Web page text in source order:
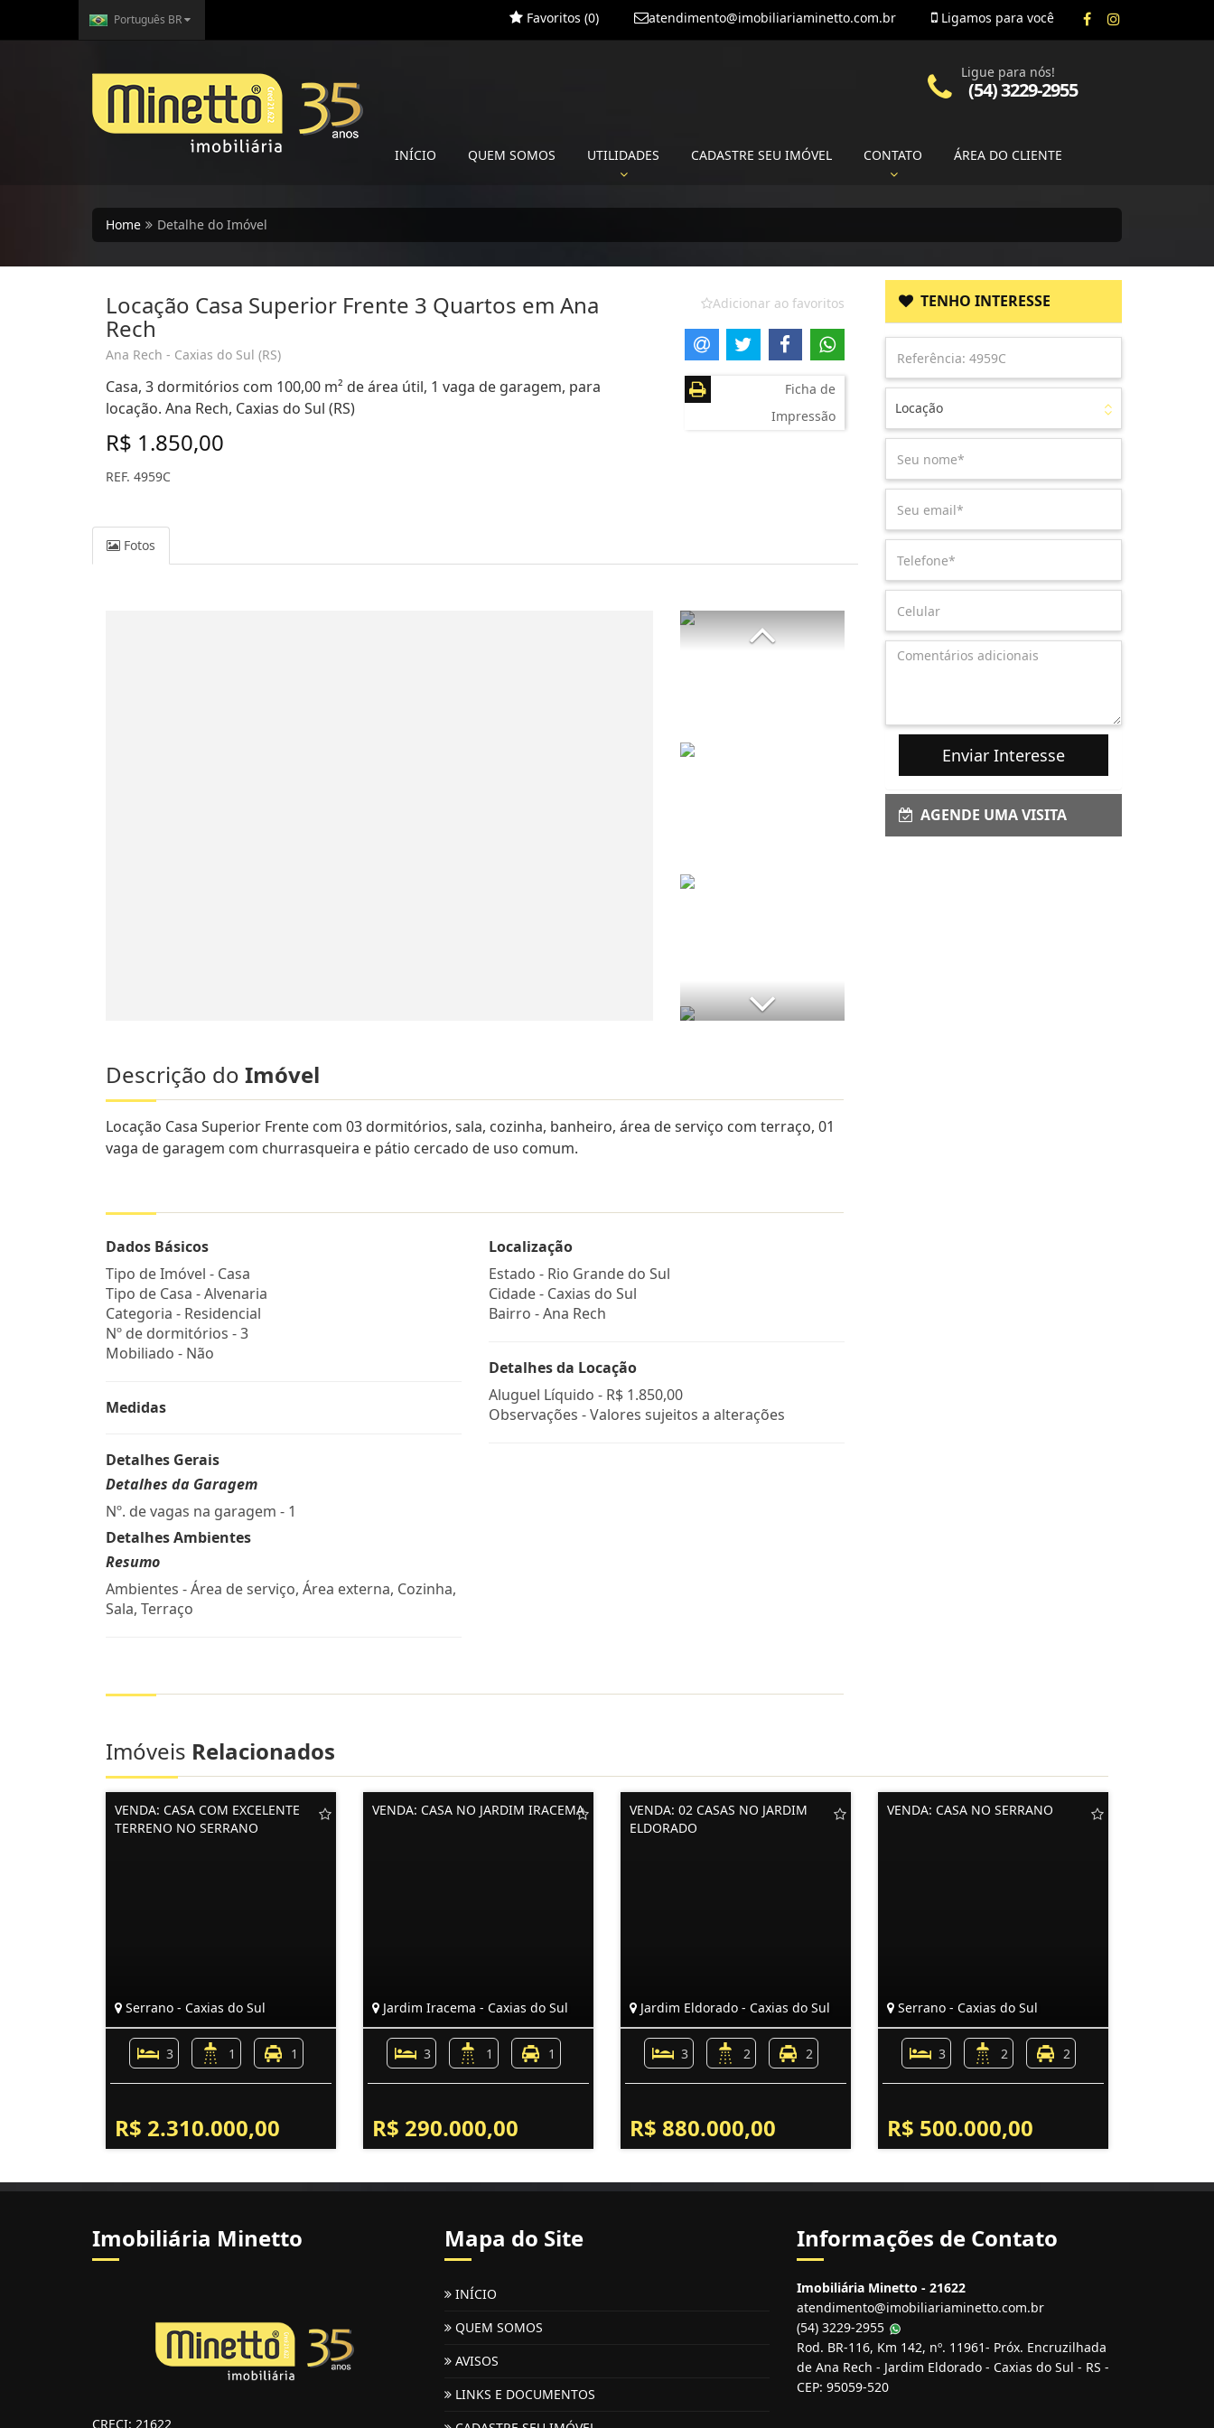
Português BR Ligamos para você
atendimento@imobiliariaminetto.com.br
Favoritos (0)
INÍCIO QUEM SOMOS UTILIDADES CADASTRE SEU IMÓVEL CONTATO ÁREA DO CLIENTE
Ligue para nós!
(54) 3229-2955
Home Detalhe do Imóvel
Locação Casa Superior Frente 3 Quartos em Ana
Rech
Ana Rech - Caxias do Sul (RS)
Casa, 3 dormitórios com 100,00 m² de área útil, 1 vaga de garagem, para
locação. Ana Rech, Caxias do Sul (RS)
R$ 1.850,00
REF. 4959C
Adicionar ao favoritos
Ficha de
Impressão
Fotos
Descrição do Imóvel
Locação Casa Superior Frente com 03 dormitórios, sala, cozinha, banheiro, área de serviço com terraço, 01
vaga de garagem com churrasqueira e pátio cercado de uso comum.
Dados Básicos
Tipo de Imóvel - Casa
Tipo de Casa - Alvenaria
Categoria - Residencial
Nº de dormitórios - 3
Mobiliado - Não
Medidas
Detalhes Gerais
Detalhes da Garagem
Nº. de vagas na garagem - 1
Detalhes Ambientes
Resumo
Ambientes - Área de serviço, Área externa, Cozinha,
Sala, Terraço
Localização
Estado - Rio Grande do Sul
Cidade - Caxias do Sul
Bairro -Ana Rech
Detalhes da Locação
Aluguel Líquido - R$ 1.850,00
Observações - Valores sujeitos a alterações
TENHO INTERESSE
Locação
Enviar Interesse
AGENDE UMA VISITA
Imóveis Relacionados
VENDA: CASA COM EXCELENTE
TERRENO NO SERRANO
Serrano - Caxias do Sul
3 1 1
R$ 2.310.000,00
VENDA: CASA NO JARDIM IRACEMA
Jardim Iracema - Caxias do Sul
3 1 1
R$ 290.000,00
VENDA: 02 CASAS NO JARDIM
ELDORADO
Jardim Eldorado - Caxias do Sul
3 2 2
R$ 880.000,00
VENDA: CASA NO SERRANO
Serrano - Caxias do Sul
3 2 2
R$ 500.000,00
Imobiliária Minetto
CRECI: 21622
Mapa do Site
INÍCIO
QUEM SOMOS
AVISOS
LINKS E DOCUMENTOS
Informações de Contato
Imobiliária Minetto - 21622
atendimento@imobiliariaminetto.com.br
(54) 3229-2955
Rod. BR-116, Km 142, nº. 11961- Próx. Encruzilhada
de Ana Rech - Jardim Eldorado - Caxias do Sul - RS -
CEP: 95059-520